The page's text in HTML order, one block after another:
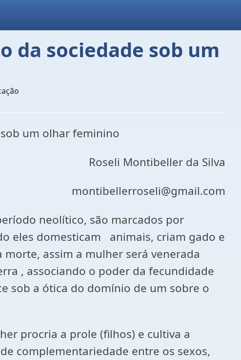
da sociedade sob um
um olhar feminino
Roseli Montibeller da Silva
montibellerroseli@gmail.com
neolítico, são marcados por
eles domesticam animais, criam gado e
assim a mulher será venerada
, associando o poder da fecundidade
sob a ótica do domínio de um sobre o
procria a prole (filhos) e cultiva a
complementariedade entre os sexos,